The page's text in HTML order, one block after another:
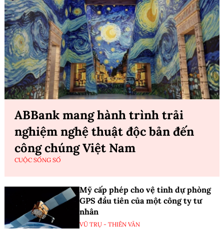
ABBank mang hành trình trải
nghiệm nghệ thuật độc bản đến
công chúng Việt Nam
CUỘC SỐNG SỐ
Mỹ cấp phép cho vệ tinh dự phòng
GPS đầu tiên của một công ty tư
nhân
VŨ TRỤ - THIÊN VĂN